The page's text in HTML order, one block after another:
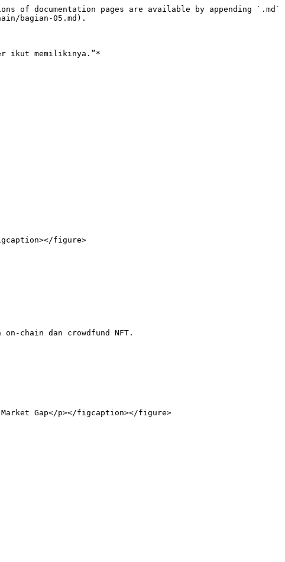
of documentation pages are available by appending `.md`
bagian-05.md).
ikut memilikinya.”*
figure>
chain dan crowdfund NFT.
Gap</p></figcaption></figure>